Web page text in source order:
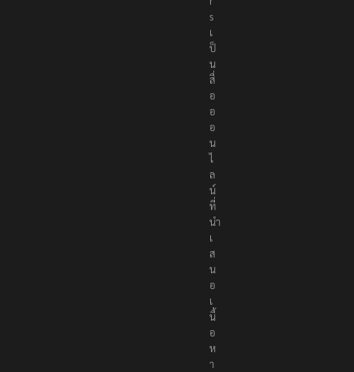
s
เ
ป็
น
สื่
อ
อ
อ
น
ไ
ล
น์
ที่
นำ
เ
ส
น
อ
เ
นื้
อ
ห
า